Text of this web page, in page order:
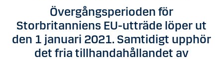
Övergångsperioden för
Storbritanniens EU-utträde löper ut
den 1 januari 2021. Samtidigt upphör
det fria tillhandahållandet av